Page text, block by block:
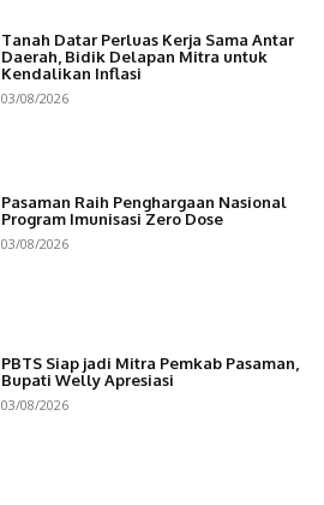
Tanah Datar Perluas Kerja Sama Antar
Daerah, Bidik Delapan Mitra untuk
Kendalikan Inflasi
03/08/2026
Pasaman Raih Penghargaan Nasional
Program Imunisasi Zero Dose
03/08/2026
PBTS Siap jadi Mitra Pemkab Pasaman,
Bupati Welly Apresiasi
03/08/2026